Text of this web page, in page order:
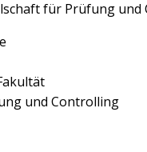
für Prüfung
und Controlling